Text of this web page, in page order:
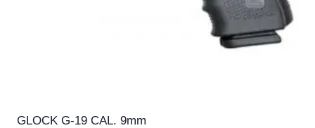
GLOCK G-19 CAL. 9mm